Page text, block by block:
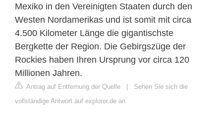
Mexiko in den Vereinigten Staaten durch den
Westen Nordamerikas und ist somit mit circa
4.500 Kilometer Länge die gigantischste
Bergkette der Region. Die Gebirgszüge der
Rockies haben Ihren Ursprung vor circa 120
Millionen Jahren.
Antrag auf Entfernung der Quelle
Sehen Sie sich die
vollständige Antwort auf explorer.de an